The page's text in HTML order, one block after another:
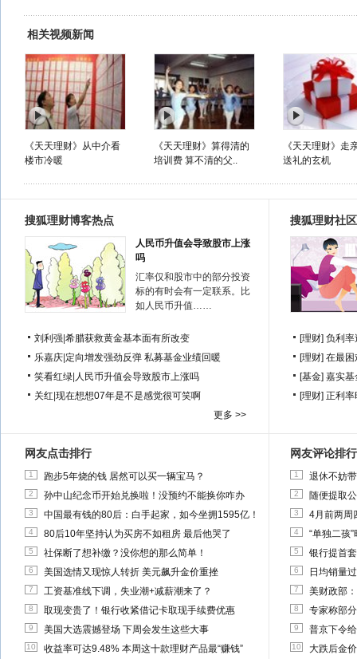
相关视频新闻
《天天理财》从中介看
楼市冷暖
《天天理财》算得清的
培训费 算不清的父..
《天天理财》走
送礼的玄机
搜狐理财博客热点
人民币升值会导致股市上涨
吗
汇率仅和股市中的部分投资
标的有时会有一定联系。比
如人民币升值……
刘利强 希腊获救黄金基本面有所改变
乐嘉庆 定向增发强劲反弹 私募基金业绩回暖
笑看红绿 人民币升值会导致股市上涨吗
关红 现在想想07年是不是感觉很可笑啊
更多 >>
搜狐理财社
[理财] 负利率
[理财] 在最困
[基金] 嘉实基
[理财] 正利率
网友点击排行
1 跑步5年烧的钱 居然可以买一辆宝马？
2 孙中山纪念币开始兑换啦！没预约不能换你咋办
3 中国最有钱的80后：白手起家，如今坐拥1595亿！
4 80后10年坚持认为买房不如租房 最后他哭了
5 社保断了想补缴？没你想的那么简单！
6 美国选情又现惊人转折 美元飙升金价重挫
7 工资基准线下调，失业潮+减薪潮来了？
8 取现变贵了！银行收紧借记卡取现手续费优惠
9 美国大选震撼登场 下周会发生这些大事
10 收益率可达9.48% 本周这十款理财产品最“赚钱”
网友评论排行
1 退休不妨
2 随便提取
3 4月前两周
4 “单独二孩
5 银行提首
6 日均销量
7 美财政部
8 专家称部
9 普京下令
10 大跌后金